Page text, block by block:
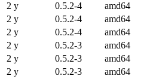
2 y
0.5.2-4 amd64
2 y
0.5.2-4 amd64
2 y
0.5.2-4 amd64
2 y
0.5.2-3 amd64
2 y
0.5.2-3 amd64
2 y
0.5.2-3 amd64